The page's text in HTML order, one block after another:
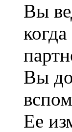
Вы
Вы
Ее